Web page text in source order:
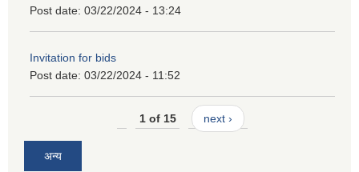
Post date: 03/22/2024 - 13:24
Invitation for bids
Post date: 03/22/2024 - 11:52
1 of 15 next ›
अन्य